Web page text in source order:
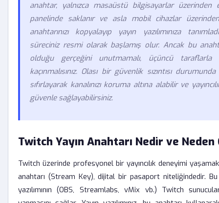
anahtar, yalnızca masaüstü bilgisayarlar üzerinden
panelinde saklanır ve asla mobil cihazlar
anahtarınızı kopyalayıp yayın yazılımınıza
süreciniz resmi olarak başlamış olur. Ancak bu
olduğu gerçeğini unutmamalı, üçüncü taraflarla
kaçınmalısınız. Olası bir güvenlik sızıntısı
sıfırlayarak kanalınızı koruma altına alabilir ve
güvenle sağlayabilirsiniz.
Twitch Yayın Anahtarı Nedir ve
Twitch üzerinde profesyonel bir yayıncılık deneyimi
anahtarı (Stream Key), dijital bir pasaport niteliğindedir. Bu
yazılımının (OBS, Streamlabs, vMix vb.) Twitch